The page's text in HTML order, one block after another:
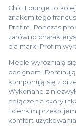
Chic Lounge to
znakomitego
Profim. Podczas
zarówno
dla marki Profim
Meble wyróżniają
designem.
komponują się z
Wykonane z
połączenia skóry i
i cienkim
komfort użytkowania.